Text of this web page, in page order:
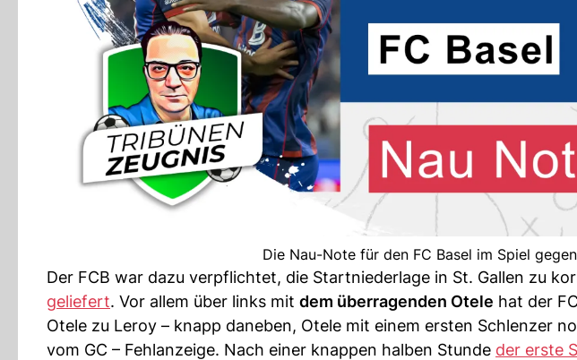
Die Nau-Note für den FC Basel im Spiel
Der FCB war dazu verpflichtet, die Startniederlage in St. Gallen zu
geliefert. Vor allem über links mit dem überragenden Otele hat der
Otele zu Leroy – knapp daneben, Otele mit einem ersten Schlenzer
vom GC – Fehlanzeige. Nach einer knappen halben Stunde der erste